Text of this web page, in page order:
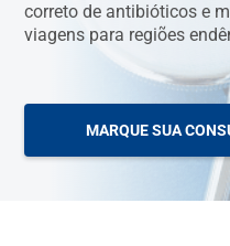
correto de antibióticos e
viagens para regiões
MARQUE SUA